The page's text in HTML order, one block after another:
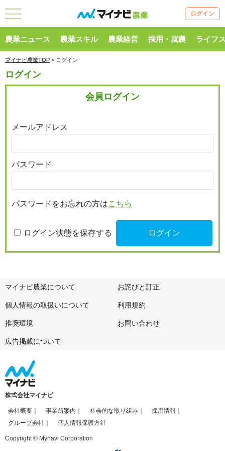
ログイン
農業ニュース 農業スキル 農業経営 採用・就農 ライフ
マイナビ農業TOP > ログイン
ログイン
会員ログイン
メールアドレス
パスワード
パスワードをお忘れの方はこちら
ログイン状態を保存する
マイナビ農業について お詫びと訂正
個人情報の取扱いについて 利用規約
推奨環境 お問い合わせ
広告掲載について
株式会社マイナビ
会社概要 事業所案内 社会的な取り組み
採用情報
グループ会社
個人情報保護方針
Copyright © Mynavi Corporation